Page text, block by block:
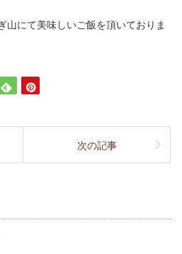
山にて美味しいご飯を頂いておりま
次の記事